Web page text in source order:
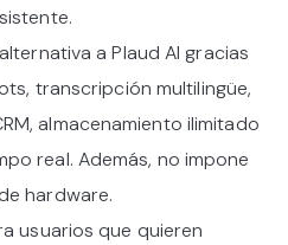
a Plaud AI gracias
transcripción multilingüe,
almacenamiento ilimitado
real. Además, no impone
hardware.
usuarios que quieren